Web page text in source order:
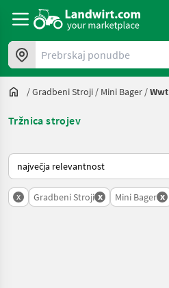
Prebrskaj ponudbe
/Gradbeni Stroji / Mini Bager /Wwt
Tržnica strojev
Tako je razvrščeno na Landwirt.com
x Gradbeni Stroji x Mini Bager x